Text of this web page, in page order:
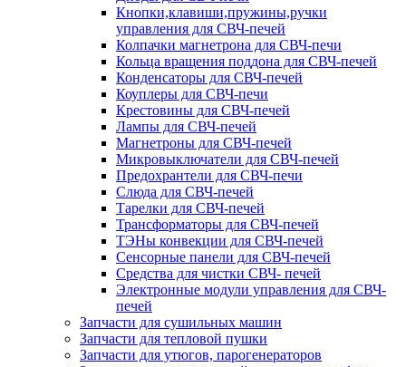
Кнопки,клавиши,пружины,ручки
управления для СВЧ-печей
Колпачки магнетрона для СВЧ-печи
Кольца вращения поддона для СВЧ-печей
Конденсаторы для СВЧ-печей
Коуплеры для СВЧ-печи
Крестовины для СВЧ-печей
Лампы для СВЧ-печей
Магнетроны для СВЧ-печей
Микровыключатели для СВЧ-печей
Предохрантели для СВЧ-печи
Слюда для СВЧ-печей
Тарелки для СВЧ-печей
Трансформаторы для СВЧ-печей
ТЭНы конвекции для СВЧ-печей
Сенсорные панели для СВЧ-печей
Средства для чистки СВЧ- печей
Электронные модули управления для СВЧ-
печей
Запчасти для сушильных машин
Запчасти для тепловой пушки
Запчасти для утюгов, парогенераторов